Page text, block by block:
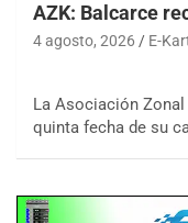
AZK: Balcarce
4 agosto, 2026 E-
La Asociación
quinta fecha de su